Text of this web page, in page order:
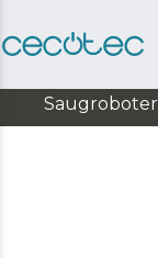
Saugroboter